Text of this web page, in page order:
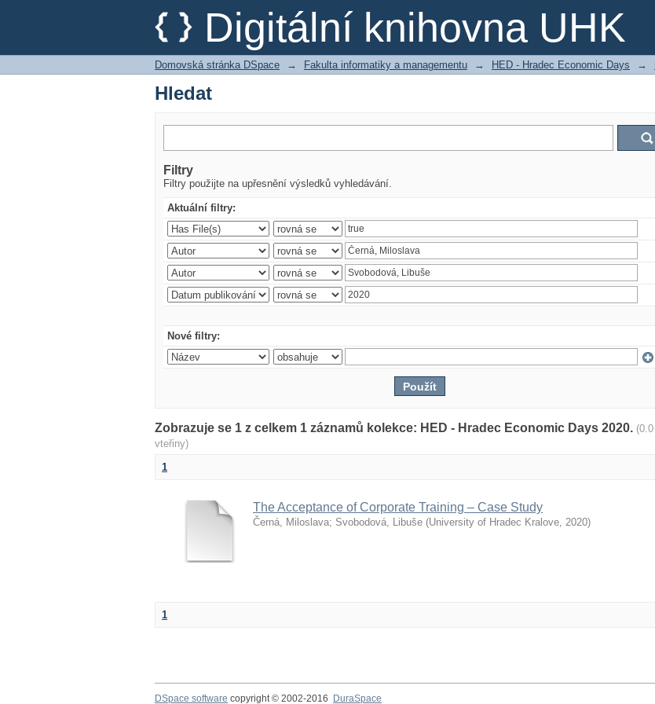
Digitální knihovna UHK
Hledat
Domovská stránka DSpace → Fakulta informatiky a managementu → HED - Hradec Economic Days →
Hledat
Filtry
Filtry použijte na upřesnění výsledků vyhledávání.
Aktuální filtry:
Nové filtry:
Zobrazuje se 1 z celkem 1 záznamů kolekce: HED - Hradec Economic Days 2020. (0.0
vteřiny)
1
The Acceptance of Corporate Training – Case Study
Černá, Miloslava; Svobodová, Libuše (University of Hradec Kralove, 2020)
1
DSpace software copyright © 2002-2016 DuraSpace